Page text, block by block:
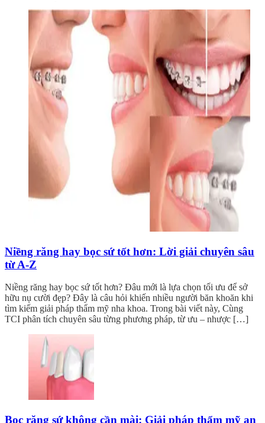
Niềng răng hay bọc sứ tốt hơn: Lời giải chuyên sâu
từ A-Z
Niềng răng hay bọc sứ tốt hơn? Đâu mới là lựa chọn tối ưu để sở
hữu nụ cười đẹp? Đây là câu hỏi khiến nhiều người băn khoăn khi
tìm kiếm giải pháp thẩm mỹ nha khoa. Trong bài viết này, Cùng
TCI phân tích chuyên sâu từng phương pháp, từ ưu – nhược […]
Bọc răng sứ không cần mài: Giải pháp thẩm mỹ an